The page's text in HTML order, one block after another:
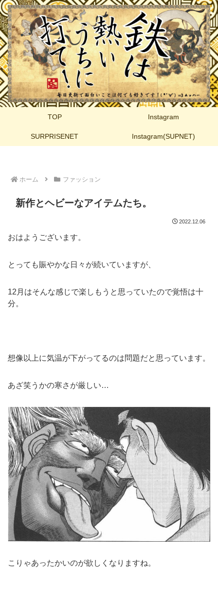
TOP Instagram
SURPRISENET Instagram(SUPNET)
ホーム ファッション
新作とヘビーなアイテムたち。
2022.12.06
おはようございます。
とっても賑やかな日々が続いていますが、
12月はそんな感じで楽しもうと思っていたので覚悟は十
分。
想像以上に気温が下がってるのは問題だと思っています。
あざ笑うかの寒さが厳しい…
こりゃあったかいのが欲しくなりますね。